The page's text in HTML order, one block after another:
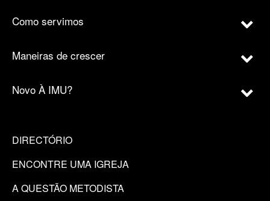
Como servimos
Maneiras de crescer
Novo À IMU?
DIRECTÓRIO
ENCONTRE UMA IGREJA
A QUESTÃO METODISTA